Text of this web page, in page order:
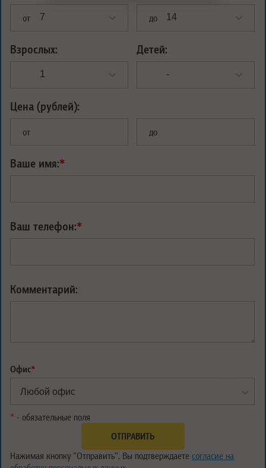
от до
Взрослых: Детей:
Цена (рублей):
от до
Ваше имя:*
Ваш телефон:*
Комментарий:
Офис*
* - обязательные поля
Нажимая кнопку "Отправить", Вы подтверждаете согласие на